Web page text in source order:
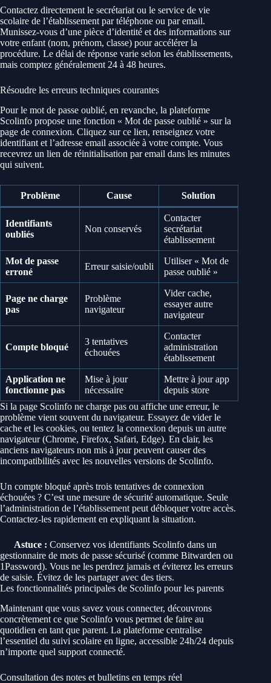
Contactez directement le secrétariat ou le service de vie
scolaire de l’établissement par téléphone ou par email.
Munissez-vous d’une pièce d’identité et des informations sur
votre enfant (nom, prénom, classe) pour accélérer la
procédure. Le délai de réponse varie selon les établissements,
mais comptez généralement 24 à 48 heures.
Résoudre les erreurs techniques courantes
Pour le mot de passe oublié, en revanche, la plateforme
Scolinfo propose une fonction « Mot de passe oublié » sur la
page de connexion. Cliquez sur ce lien, renseignez votre
identifiant et l’adresse email associée à votre compte. Vous
recevrez un lien de réinitialisation par email dans les minutes
qui suivent.
Problème Cause Solution
Identifiants
oubliés
Non conservés
Contacter
secrétariat
établissement
Mot de passe
erroné
Erreur saisie/oubli
Utiliser « Mot de
passe oublié »
Page ne charge
pas
Problème
navigateur
Vider cache,
essayer autre
navigateur
Compte bloqué
3 tentatives
échouées
Contacter
administration
établissement
Application ne
fonctionne pas
Mise à jour
nécessaire
Mettre à jour app
depuis store
Si la page Scolinfo ne charge pas ou affiche une erreur, le
problème vient souvent du navigateur. Essayez de vider le
cache et les cookies, ou tentez la connexion depuis un autre
navigateur (Chrome, Firefox, Safari, Edge). En clair, les
anciens navigateurs non mis à jour peuvent causer des
incompatibilités avec les nouvelles versions de Scolinfo.
Un compte bloqué après trois tentatives de connexion
échouées ? C’est une mesure de sécurité automatique. Seule
l’administration de l’établissement peut débloquer votre accès.
Contactez-les rapidement en expliquant la situation.
Astuce : Conservez vos identifiants Scolinfo dans un
gestionnaire de mots de passe sécurisé (comme Bitwarden ou
1Password). Vous ne les perdrez jamais et éviterez les erreurs
de saisie. Évitez de les partager avec des tiers.
Les fonctionnalités principales de Scolinfo pour les parents
Maintenant que vous savez vous connecter, découvrons
concrètement ce que Scolinfo vous permet de faire au
quotidien en tant que parent. La plateforme centralise
l’essentiel du suivi scolaire en ligne, accessible 24h/24 depuis
n’importe quel support connecté.
Consultation des notes et bulletins en temps réel